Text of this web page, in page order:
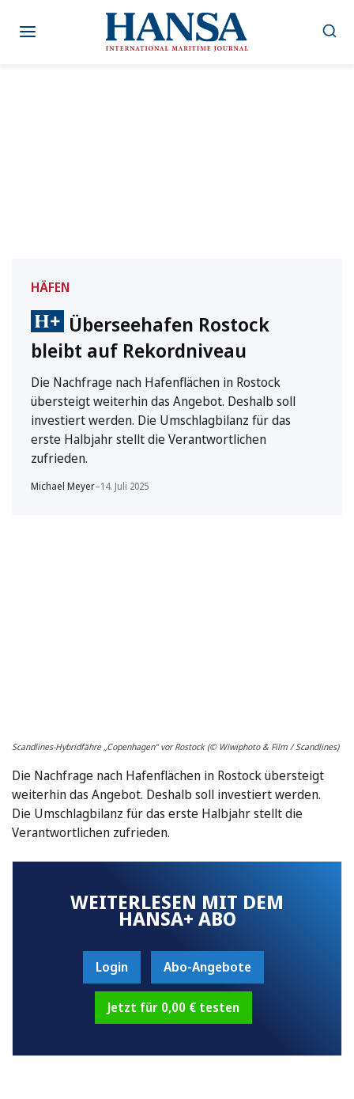
Inhalt
HÄFEN
Überseehafen Rostock
bleibt auf Rekordniveau
Die Nachfrage nach Hafenflächen in Rostock
übersteigt weiterhin das Angebot. Deshalb soll
investiert werden. Die Umschlagbilanz für das
erste Halbjahr stellt die Verantwortlichen
zufrieden.
Michael Meyer–14. Juli 2025
Scandlines-Hybridfähre „Copenhagen“ vor Rostock (© Wiwiphoto & Film / Scandlines)
Die Nachfrage nach Hafenflächen in Rostock übersteigt
weiterhin das Angebot. Deshalb soll investiert werden.
Die Umschlagbilanz für das erste Halbjahr stellt die
Verantwortlichen zufrieden.
WEITERLESEN MIT DEM
HANSA+ ABO
Login Abo-Angebote
Jetzt für 0,00 € testen